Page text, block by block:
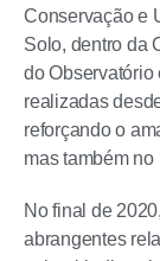
Conservação e
Solo, dentro da
do Observatório
realizadas
reforçando o
mas também no
No final de
abrangentes